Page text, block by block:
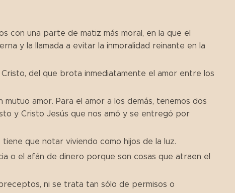
con una parte de matiz más moral, en la que el
y la llamada a evitar la inmoralidad reinante en la
del que brota inmediatamente el amor entre los
amor. Para el amor a los demás, tenemos dos
y Cristo Jesús que nos amó y se entregó por
que notar viviendo como hijos de la luz.
o el afán de dinero porque son cosas que atraen el
ni se trata tan sólo de permisos o